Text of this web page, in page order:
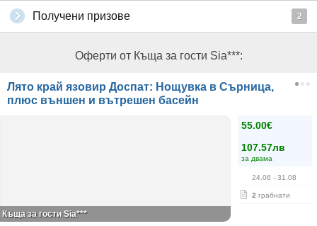
Получени призове 2
Оферти от Къща за гости Sia***:
Лято край язовир Доспат: Нощувка в Сърница,
плюс външен и вътрешен басейн
55.00€
107.57лв
за двама
24.06 - 31.08
2 грабнати
Къща за гости Sia***